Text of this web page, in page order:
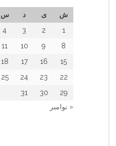
ش ی د س
1
2
3
4
8
9
10
11
15
16
17
18
22
23
24
25
29
30
31
« نوامبر